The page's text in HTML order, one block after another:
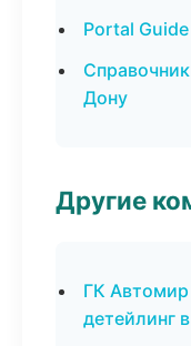
Portal
Дону
Другие
ГК
детейлинг